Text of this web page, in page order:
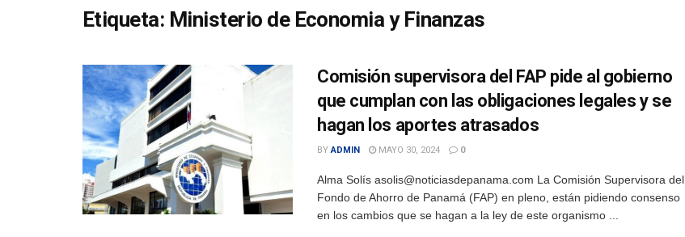
Etiqueta: Ministerio de Economia y Finanzas
Comisión supervisora del FAP pide al gobierno
que cumplan con las obligaciones legales y se
hagan los aportes atrasados
BY ADMIN MAYO 30, 2024 0
Alma Solís asolis@noticiasdepanama.com La Comisión Supervisora del
Fondo de Ahorro de Panamá (FAP) en pleno, están pidiendo consenso
en los cambios que se hagan a la ley de este organismo ...